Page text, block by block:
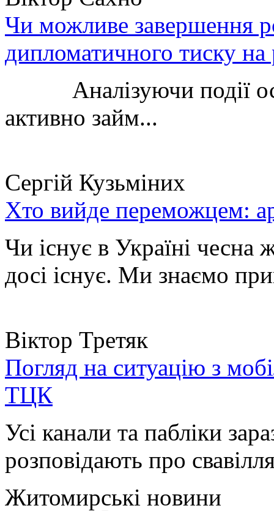
Чи можливе завершення
дипломатичного тиску
Аналізуючи події
активно займ...
Сергій Кузьміних
Хто вийде переможцем:
Чи існує в Україні чесна
досі існує. Ми знаємо
Віктор Третяк
Погляд на ситуацію з
ТЦК
Усі канали та пабліки
розповідають про
Житомирські новини